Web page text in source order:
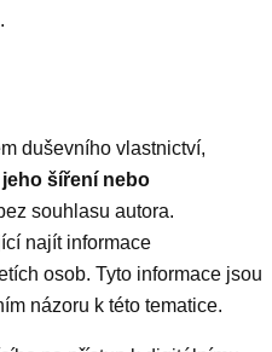
duševního vlastnictví,
šíření nebo
souhlasu autora.
najít informace
osob. Tyto informace jsou
názoru k této tematice.